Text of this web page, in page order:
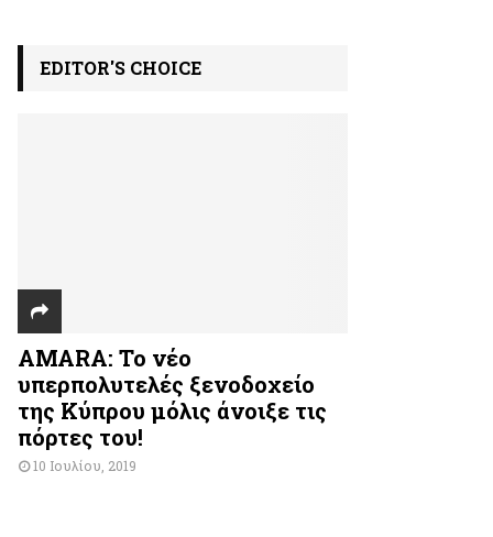
EDITOR'S CHOICE
AMARA: Το νέο
υπερπολυτελές ξενοδοχείο
της Κύπρου μόλις άνοιξε τις
πόρτες του!
10 Ιουλίου, 2019